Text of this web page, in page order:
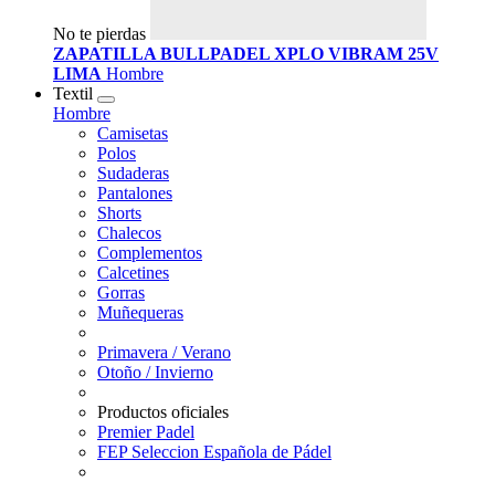
No te pierdas
ZAPATILLA BULLPADEL XPLO VIBRAM 25V
LIMA Hombre
Textil
Hombre
Camisetas
Polos
Sudaderas
Pantalones
Shorts
Chalecos
Complementos
Calcetines
Gorras
Muñequeras
Primavera / Verano
Otoño / Invierno
Productos oficiales
Premier Padel
FEP Seleccion Española de Pádel